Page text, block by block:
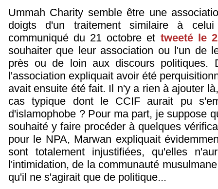
Ummah Charity semble être une
doigts d'un traitement similaire à
communiqué du 21 octobre et tweeté le
souhaiter que leur association ou l'un de
près ou de loin aux discours politiques.
l'association expliquait avoir été
avait ensuite été fait. Il n'y a rien à ajouter
cas typique dont le CCIF aurait pu
d'islamophobe ? Pour ma part, je suppose
souhaité y faire procéder à quelques
pour le NPA, Marwan expliquait
sont totalement injustifiées, qu'elles
l'intimidation, de la communauté
qu'il ne s'agirait que de politique...